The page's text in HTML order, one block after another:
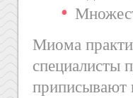
Миома
специалисты
приписывают